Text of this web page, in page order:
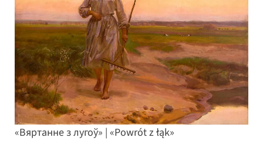
«Вяртанне з лугоў» | «Powrót z łąk»